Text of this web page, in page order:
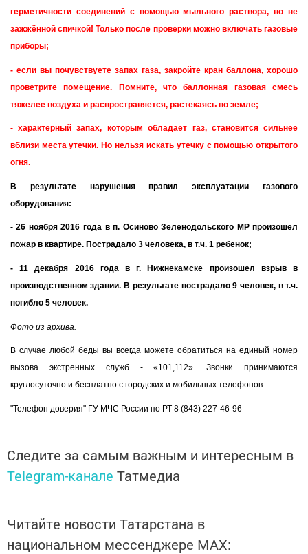
герметичности соединений с помощью мыльного раствора, но не
зажжённой спичкой! Только после проверки можно включать газовые
приборы;
- если вы почувствуете запах газа, закройте кран баллона, хорошо
проветрите помещение. Помните, что баллонная газовая смесь
тяжелее воздуха и распространяется, растекаясь по земле;
- характерный запах, которым обладает газ, становится сильнее
вблизи места утечки. Но нельзя искать утечку с помощью открытого
огня.
В результате нарушения правил эксплуатации газового
оборудования:
- 26 ноября 2016 года в п. Осиново Зеленодольского МР произошел
пожар в квартире. Пострадало 3 человека, в т.ч. 1 ребенок;
- 11 декабря 2016 года в г. Нижнекамске произошел взрыв в
производственном здании. В результате пострадало 9 человек, в т.ч.
погибло 5 человек.
Фото из архива.
В случае любой беды вы всегда можете обратиться на единый номер
вызова экстренных служб - «101,112». Звонки принимаются
круглосуточно и бесплатно с городских и мобильных телефонов.
"Телефон доверия" ГУ МЧС России по РТ 8 (843) 227-46-96
Следите за самым важным и интересным в
Telegram-канале Татмедиа
Читайте новости Татарстана в
национальном мессенджере MАХ: